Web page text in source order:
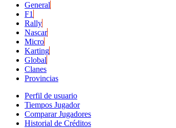
General
F1
Rally
Nascar
Micro
Karting
Global
Clanes
Provincias
Perfil de usuario
Tiempos Jugador
Comparar Jugadores
Historial de Créditos